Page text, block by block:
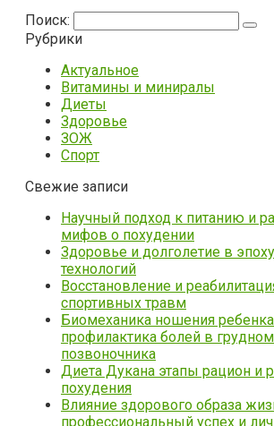
Поиск:
Рубрики
Актуальное
Витамины и миниралы
Диеты
Здоровье
ЗОЖ
Спорт
Свежие записи
Научный подход к питанию и
мифов о похудении
Здоровье и долголетие в
технологий
Восстановление и
спортивных травм
Биомеханика ношения
профилактика болей в
позвоночника
Диета Дукана этапы рацион и
похудения
Влияние здорового образа
профессиональный успех и